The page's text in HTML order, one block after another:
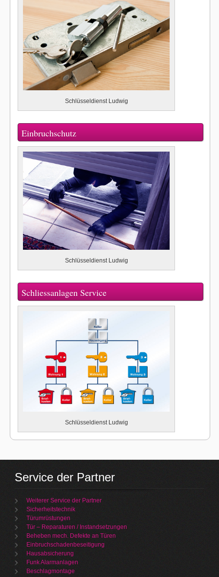
Schlüsseldienst Ludwig
Einbruchschutz
Schlüsseldienst Ludwig
Schliessanlagen Service
Schlüsseldienst Ludwig
Service der Partner
Weiterer Service der Partner
Sicherheitstechnik
Türumrüstungen
Tür – Reparaturen / Instandsetzungen
Beheben mech. Defekte an Türen
Einbruchschadenbeseitigung
Hausabsicherung
Funk Alarmanlagen
Beschlagmontage